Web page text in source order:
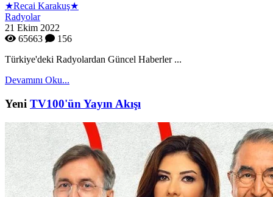
★Recai Karakuş★
Radyolar
21 Ekim 2022
65663
156
Türkiye'deki Radyolardan Güncel Haberler ...
Devamını Oku...
Yeni TV100'ün Yayın Akışı